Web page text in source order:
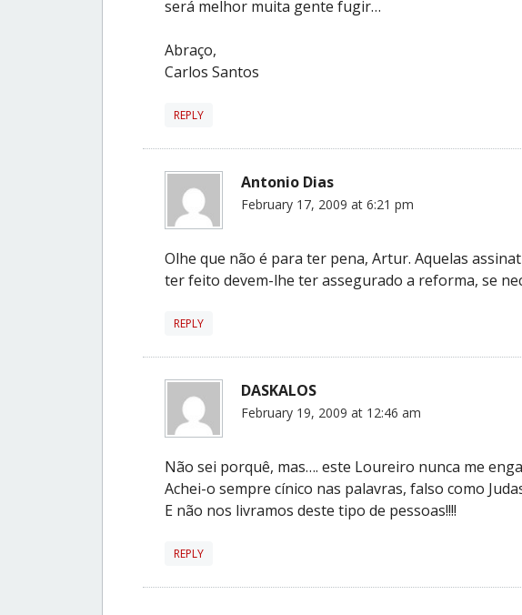
será melhor muita gente fugir…
Abraço,
Carlos Santos
REPLY
Antonio Dias
February 17, 2009 at 6:21 pm
Olhe que não é para ter pena, Artur. Aquelas
ter feito devem-lhe ter assegurado a reforma, se
REPLY
DASKALOS
February 19, 2009 at 12:46 am
Não sei porquê, mas…. este Loureiro nunca me
Achei-o sempre cínico nas palavras, falso como
E não nos livramos deste tipo de pessoas!!!!
REPLY